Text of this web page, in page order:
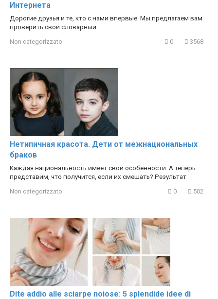
Интернета
Дорогие друзья и те, кто с нами впервые. Мы предлагаем вам
проверить свой словарный
Non categorizzato 0 3568
Нетипичная красота. Дети от межнациональных
браков
Каждая национальность имеет свои особенности. А теперь
представим, что получится, если их смешать? Результат
Non categorizzato 0 502
Dite addio alle sciarpe noiose: 5 splendide idee di